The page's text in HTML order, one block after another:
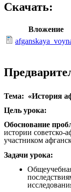
Скачать:
Вложение
Тема: «История
Цель урока:
Обоснование
истории советско-
участником
Задачи урока: